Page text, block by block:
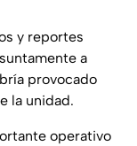
y reportes
a
provocado
la unidad.
operativo